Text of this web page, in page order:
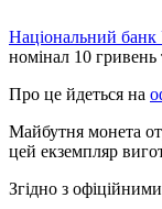
Національний
номінал 10 гривень
Про це йдеться на
Майбутня монета
цей екземпляр
Згідно з